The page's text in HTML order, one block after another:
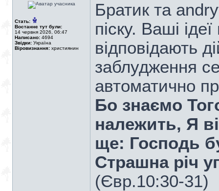
Стать:
Востаннє тут були:
14 червня 2026, 06:47
Написано: 4694
Звідки: Україна
Віровизнання: християнин
Братик та
піску. Ваші
відповідають
заблудження
автоматично
Бо знаємо
належить, Я
ще: Господь
Страшна річ
(Євр.10:30-31)